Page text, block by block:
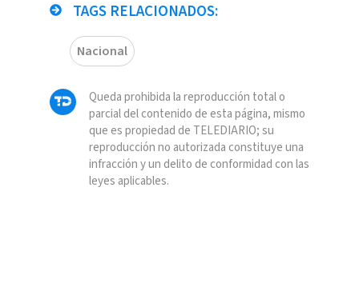
TAGS RELACIONADOS:
Nacional
Queda prohibida la reproducción total o
parcial del contenido de esta página, mismo
que es propiedad de TELEDIARIO; su
reproducción no autorizada constituye una
infracción y un delito de conformidad con las
leyes aplicables.